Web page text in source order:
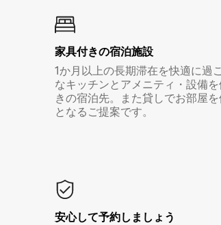
家具付き⁠の宿⁠泊⁠施⁠設
1か月以上の長期滞在を快適に過
なキッチンとアメニティ・設備
きの宿泊先。また貸しでお部屋
となるご提案です。
安心して予約しましょう